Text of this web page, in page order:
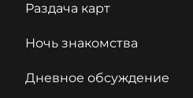
Раздача карт
Ночь знакомства
Дневное обсуждение